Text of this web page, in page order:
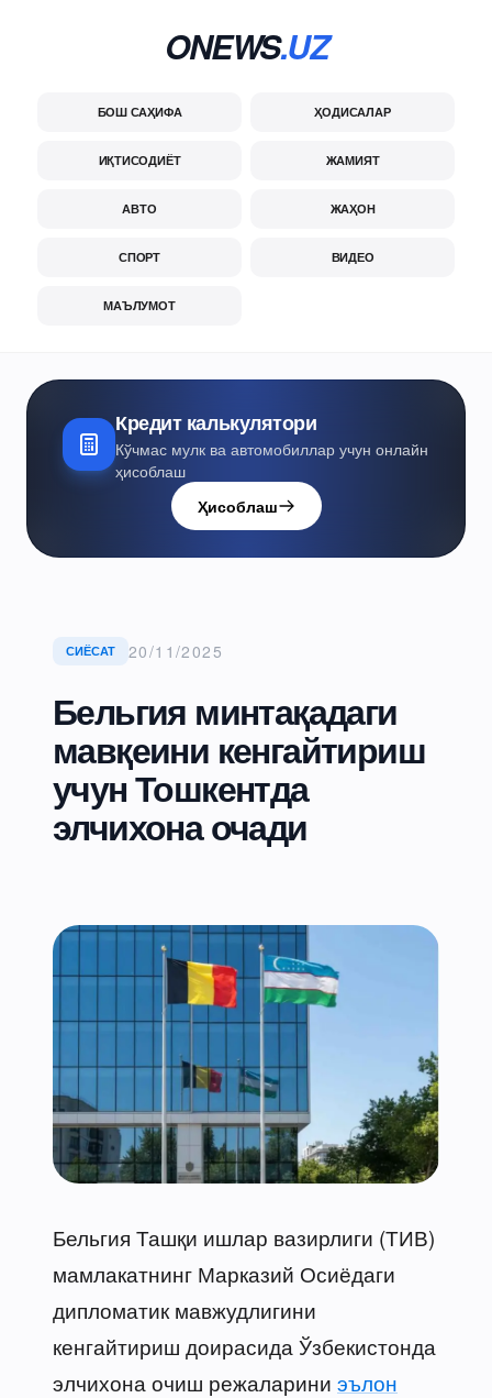
ONEWS.UZ
БОШ САҲИФА ҲОДИСАЛАР
ИҚТИСОДИЁТ ЖАМИЯТ
АВТО ЖАҲОН
СПОРТ ВИДЕО
МАЪЛУМОТ
Кредит калькулятори
Кўчмас мулк ва автомобиллар учун онлайн
ҳисоблаш
Ҳисоблаш
СИЁСАТ 20/11/2025
Бельгия минтақадаги
мавқеини кенгайтириш
учун Тошкентда
элчихона очади
Бельгия Ташқи ишлар вазирлиги (ТИВ)
мамлакатнинг Марказий Осиёдаги
дипломатик мавжудлигини
кенгайтириш доирасида Ўзбекистонда
элчихона очиш режаларини эълон